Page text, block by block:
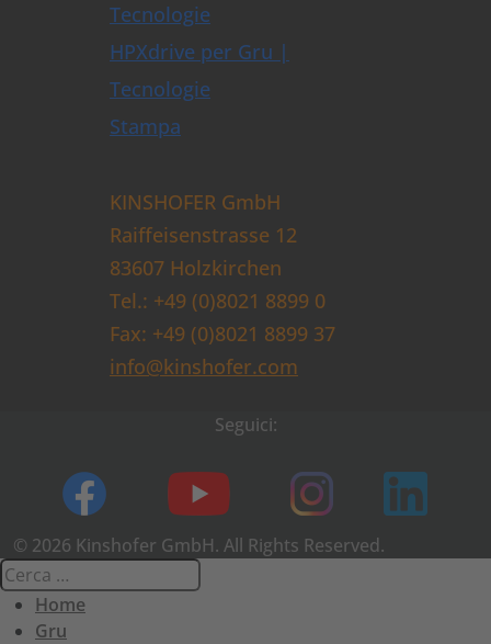
Tecnologie
HPXdrive per Gru |
Tecnologie
Stampa
KINSHOFER GmbH
Raiffeisenstrasse 12
83607 Holzkirchen
Tel.: +49 (0)8021 8899 0
Fax: +49 (0)8021 8899 37
info@kinshofer.com
Seguici:
© 2026 Kinshofer GmbH. All Rights Reserved.
Home
Gru